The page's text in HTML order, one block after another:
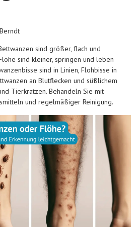
sind größer, flach und
sind kleiner, springen und leben
sind in Linien, Flohbisse in
an Blutflecken und süßlichem
Tierkratzen. Behandeln Sie mit
und regelmäßiger Reinigung.